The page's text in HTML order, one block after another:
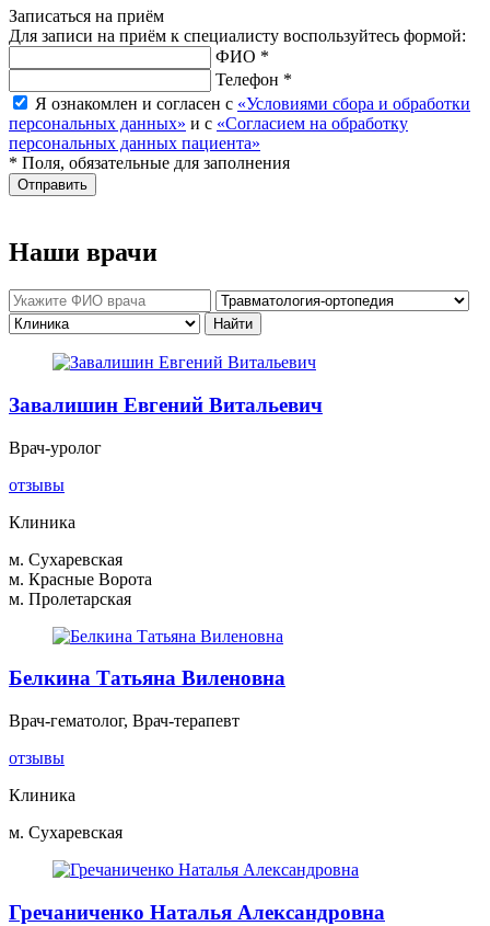
Записаться на приём
Для записи на приём к специалисту воспользуйтесь формой:
ФИО *
Телефон *
Я ознакомлен и согласен с «Условиями сбора и обработки
персональных данных» и с «Согласием на обработку
персональных данных пациента»
* Поля, обязательные для заполнения
Отправить
Наши врачи
Завалишин Евгений Витальевич
Врач-уролог
отзывы
Клиника
м. Сухаревская
м. Красные Ворота
м. Пролетарская
Белкина Татьяна Виленовна
Врач-гематолог, Врач-терапевт
отзывы
Клиника
м. Сухаревская
Гречаниченко Наталья Александровна